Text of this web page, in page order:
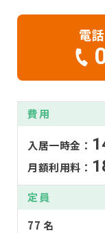
電
費用
入居一時金：
月額利用料：
定員
77 名